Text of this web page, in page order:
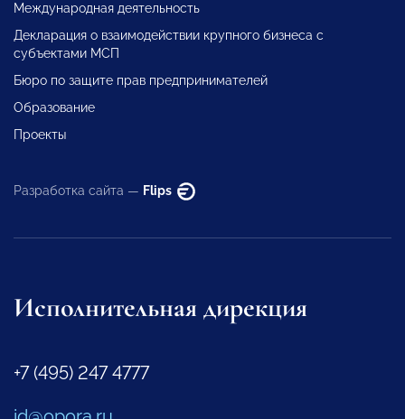
Международная деятельность
Декларация о взаимодействии крупного бизнеса с
субъектами МСП
Бюро по защите прав предпринимателей
Образование
Проекты
Разработка сайта — Flips
Исполнительная дирекция
+7 (495) 247 4777